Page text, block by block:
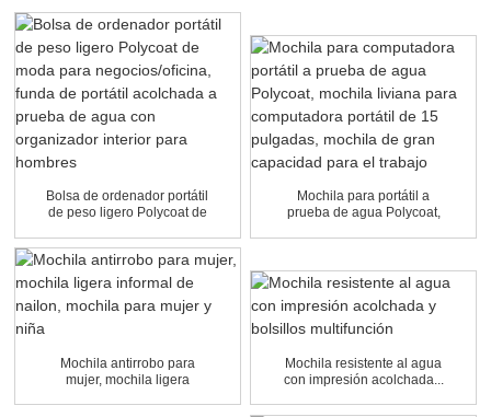
Bolsa de ordenador portátil
de peso ligero Polycoat de
Mochila para portátil a
prueba de agua Polycoat,
Mochila antirrobo para
mujer, mochila ligera
Mochila resistente al agua
con impresión acolchada...